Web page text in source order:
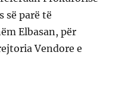
së parë të
Elbasan, për
Vendore e